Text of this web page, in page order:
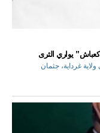
يواري الثرى
غرداية، جثمان